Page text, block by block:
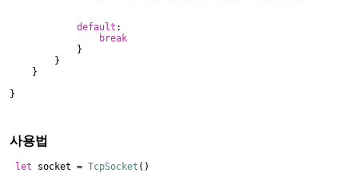
default :
break
}
}
}
}
사용법
let socket = TcpSocket ()